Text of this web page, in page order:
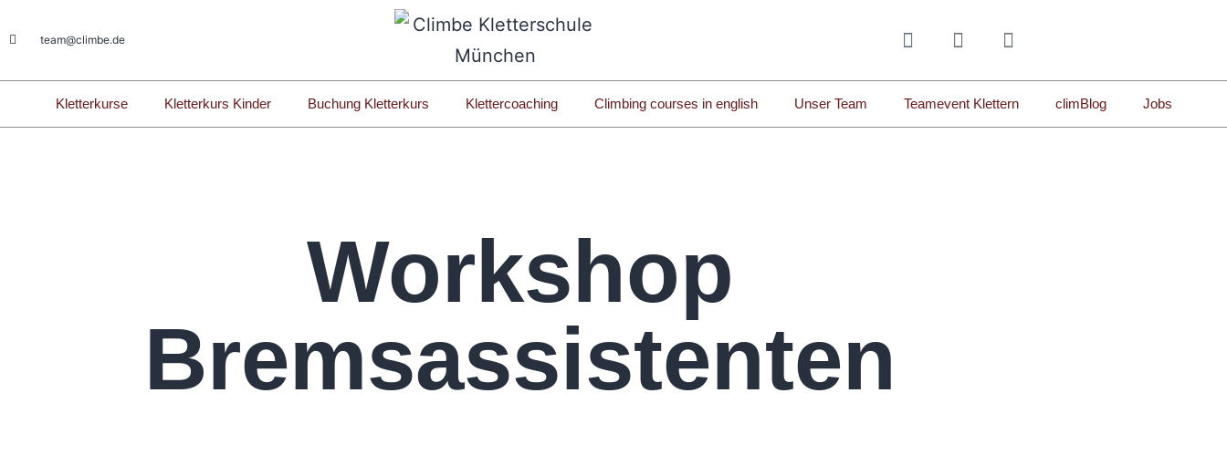
team@climbe.de
Kletterkurse Kletterkurs Kinder Buchung Kletterkurs Klettercoaching Climbing courses in english Unser Team Teamevent Klettern climBlog Jobs
Workshop
Bremsassistenten